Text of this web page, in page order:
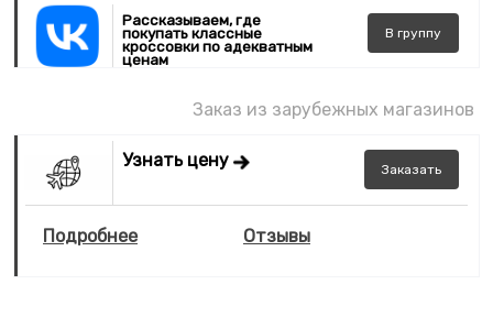
Рассказываем, где
покупать классные
кроссовки по адекватным
ценам
В группу
Заказ из зарубежных магазинов
Узнать цену Заказать
Подробнее Отзывы